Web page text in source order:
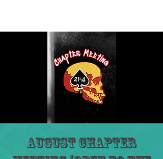
August Chapter